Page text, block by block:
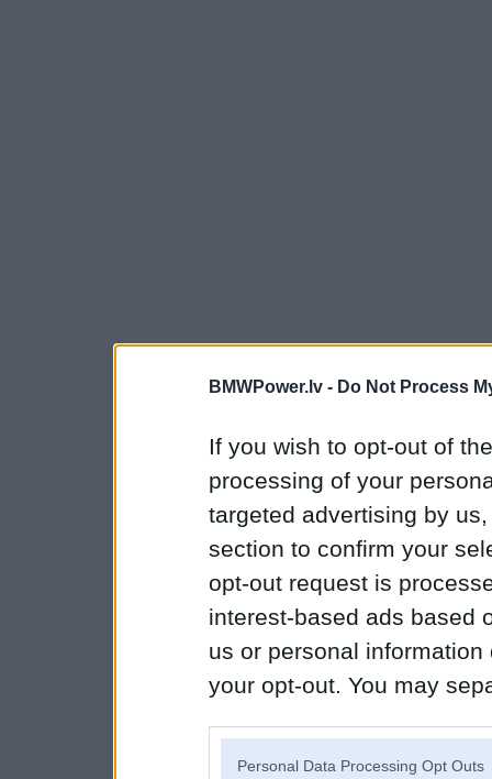
BMWPower.lv - Do Not Process
If you wish to opt-out of
processing of your
targeted advertising by
section to confirm your
opt-out request is
interest-based ads based
us or personal
your opt-out. You may
Personal Data Processing Opt Outs